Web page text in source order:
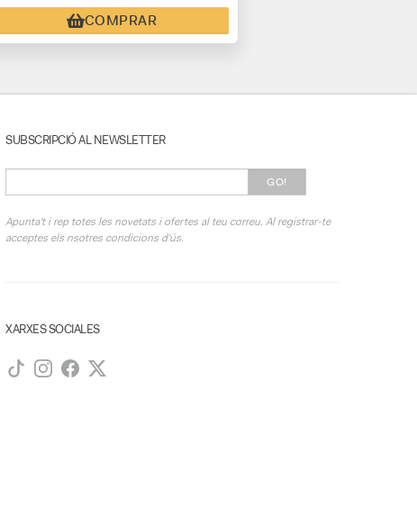
COMPRAR
SUBSCRIPCIÓ AL NEWSLETTER
GO!
Apunta't i rep totes les novetats i ofertes al teu correu. Al registrar-te
acceptes els nsotres condicions d'ús.
XARXES SOCIALES